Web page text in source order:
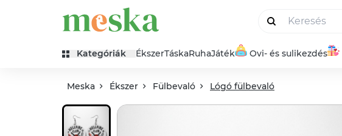
Kategóriák ÉkszerTáskaRuhaJáték Ovi- és sulikezdés
Meska Ékszer Fülbevaló Lógó fülbevaló